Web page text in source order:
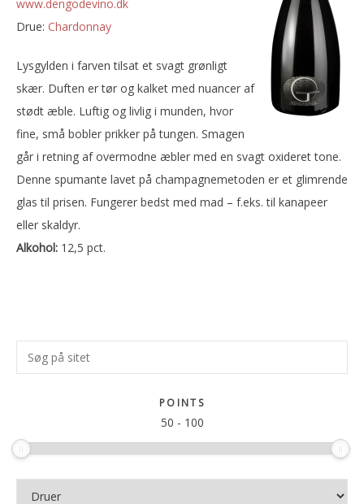
www.dengodevino.dk
Drue:
chardonnay
Lysgylden i farven tilsat et svagt grønligt
skær. Duften er tør og kalket med nuancer af
stødt æble. Luftig og livlig i munden, hvor
fine, små bobler prikker på tungen. Smagen
går i retning af overmodne æbler med en svagt oxideret tone.
Denne spumante lavet på champagnemetoden er et glimrende
glas til prisen. Fungerer bedst med mad – f.eks. til kanapeer
eller skaldyr.
Alkohol: 12,5 pct.
Primær
Sidebar
Søg
på
POINTS
50 - 100